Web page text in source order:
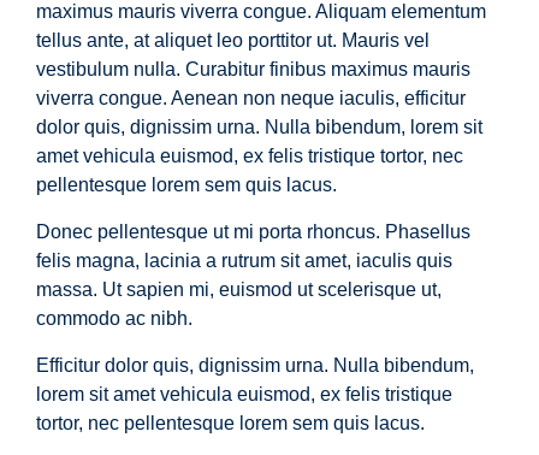
maximus mauris viverra congue. Aliquam elementum
tellus ante, at aliquet leo porttitor ut. Mauris vel
vestibulum nulla. Curabitur finibus maximus mauris
viverra congue. Aenean non neque iaculis, efficitur
dolor quis, dignissim urna. Nulla bibendum, lorem sit
amet vehicula euismod, ex felis tristique tortor, nec
pellentesque lorem sem quis lacus.
Donec pellentesque ut mi porta rhoncus. Phasellus
felis magna, lacinia a rutrum sit amet, iaculis quis
massa. Ut sapien mi, euismod ut scelerisque ut,
commodo ac nibh.
Efficitur dolor quis, dignissim urna. Nulla bibendum,
lorem sit amet vehicula euismod, ex felis tristique
tortor, nec pellentesque lorem sem quis lacus.